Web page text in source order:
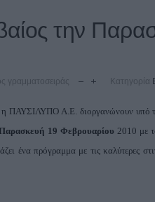
την
γραμματοσειράς Κατηγορία
ΠΑΥΣΙΛΥΠΟ Α.Ε. διοργανώνουν υπό
19 Φεβρουαρίου 2010 με
ένα πρόγραμμα με τις καλύτερες